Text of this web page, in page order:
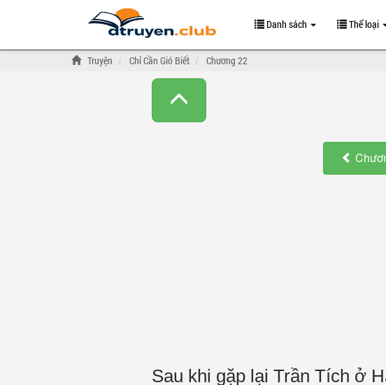
Danh sách Thể loại
Truyện Chỉ Cần Gió Biết Chương 22
Sau khi gặp lại Trần Tích ở